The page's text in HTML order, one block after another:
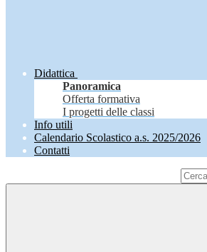
Didattica
Panoramica
Offerta formativa
I progetti delle classi
Info utili
Calendario Scolastico a.s. 2025/2026
Contatti